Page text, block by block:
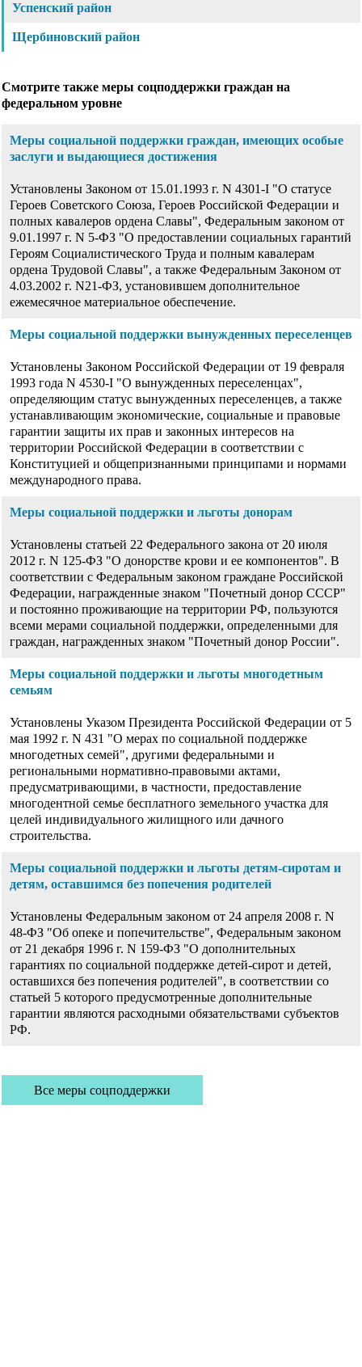
Успенский район
Щербиновский район
Смотрите также меры соцподдержки граждан на
федеральном уровне
Меры социальной поддержки граждан, имеющих особые
заслуги и выдающиеся достижения
Установлены Законом от 15.01.1993 г. N 4301-I "О статусе
Героев Советского Союза, Героев Российской Федерации и
полных кавалеров ордена Славы", Федеральным законом от
9.01.1997 г. N 5-ФЗ "О предоставлении социальных гарантий
Героям Социалистического Труда и полным кавалерам
ордена Трудовой Славы", а также Федеральным Законом от
4.03.2002 г. N21-ФЗ, установившем дополнительное
ежемесячное материальное обеспечение.
Меры социальной поддержки вынужденных переселенцев
Установлены Законом Российской Федерации от 19 февраля
1993 года N 4530-I "О вынужденных переселенцах",
определяющим статус вынужденных переселенцев, а также
устанавливающим экономические, социальные и правовые
гарантии защиты их прав и законных интересов на
территории Российской Федерации в соответствии с
Конституцией и общепризнанными принципами и нормами
международного права.
Меры социальной поддержки и льготы донорам
Установлены статьей 22 Федерального закона от 20 июля
2012 г. N 125-ФЗ "О донорстве крови и ее компонентов". В
соответствии с Федеральным законом граждане Российской
Федерации, награжденные знаком "Почетный донор СССР"
и постоянно проживающие на территории РФ, пользуются
всеми мерами социальной поддержки, определенными для
граждан, награжденных знаком "Почетный донор России".
Меры социальной поддержки и льготы многодетным
семьям
Установлены Указом Президента Российской Федерации от 5
мая 1992 г. N 431 "О мерах по социальной поддержке
многодетных семей", другими федеральными и
региональными нормативно-правовыми актами,
предусматривающими, в частности, предоставление
многодентной семье бесплатного земельного участка для
целей индивидуального жилищного или дачного
строительства.
Меры социальной поддержки и льготы детям-сиротам и
детям, оставшимся без попечения родителей
Установлены Федеральным законом от 24 апреля 2008 г. N
48-ФЗ "Об опеке и попечительстве", Федеральным законом
от 21 декабря 1996 г. N 159-ФЗ "О дополнительных
гарантиях по социальной поддержке детей-сирот и детей,
оставшихся без попечения родителей", в соответствии со
статьей 5 которого предусмотренные дополнительные
гарантии являются расходными обязательствами субъектов
РФ.
Все меры соцподдержки